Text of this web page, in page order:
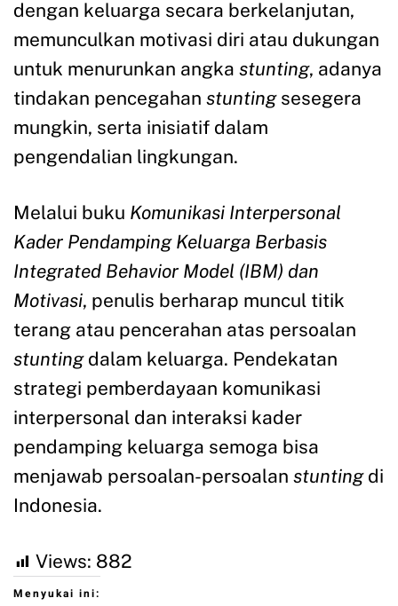
dengan keluarga secara berkelanjutan,
memunculkan motivasi diri atau dukungan
untuk menurunkan angka stunting, adanya
tindakan pencegahan stuntingsesegera
mungkin, serta inisiatif dalam
pengendalian lingkungan.
Melalui buku Komunikasi Interpersonal
Kader Pendamping Keluarga Berbasis
Integrated Behavior Model (IBM) dan
Motivasi, penulis berharap muncul titik
terang atau pencerahan atas persoalan
stuntingdalam keluarga. Pendekatan
strategi pemberdayaan komunikasi
interpersonal dan interaksi kader
pendamping keluarga semoga bisa
menjawab persoalan-persoalan stuntingdi
Indonesia.
Views: 882
Menyukai ini: